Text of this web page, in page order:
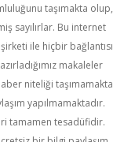
taşımakta olup,
sayılırlar. Bu internet
ile hiçbir bağlantısı
makaleler
niteliği taşımamakta
yapılmamaktadır.
tamamen tesadüfidir.